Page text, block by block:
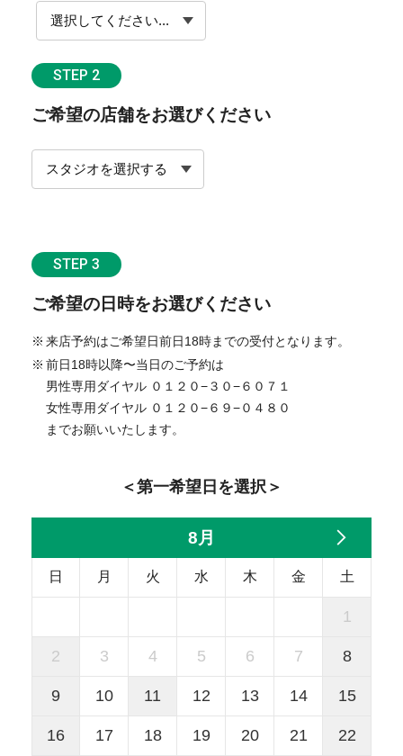
STEP 2
ご希望の店舗をお選びください
STEP 3
ご希望の日時をお選びください
来店予約はご希望日前日18時までの受付となります。
前日18時以降〜当日のご予約は
男性専用ダイヤル ０１２０−３０−６０７１
女性専用ダイヤル ０１２０−６９−０４８０
までお願いいたします。
＜第一希望日を選択＞
8月
日 月 火 水 木 金 土
1
2 3 4 5 6 7 8
9 10 11 12 13 14 15
16 17 18 19 20 21 22